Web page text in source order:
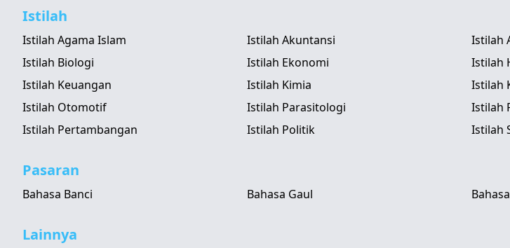
Istilah
Istilah Agama Islam Istilah Akuntansi Istilah
Istilah Biologi
Istilah Ekonomi Istilah
Istilah Keuangan
Istilah Kimia Istilah
Istilah Otomotif
Istilah Parasitologi Istilah
Istilah Pertambangan
Istilah Politik Istilah
Pasaran
Bahasa Banci Bahasa Gaul
Lainnya